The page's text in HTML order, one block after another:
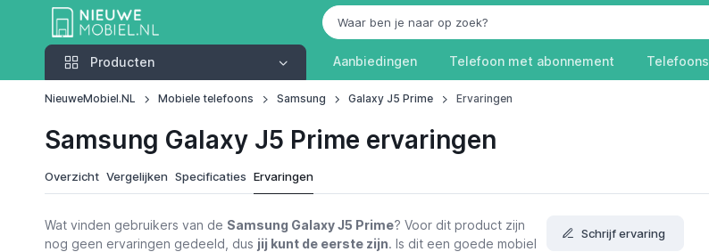
Producten
Producten Aanbiedingen Telefoon met abonnement Telefoons
NieuweMobiel.NL Mobiele telefoons Samsung Galaxy J5 Prime Ervaringen
Samsung Galaxy J5 Prime ervaringen
Overzicht Vergelijken Specificaties Ervaringen
Wat vinden gebruikers van de Samsung Galaxy J5 Prime? Voor dit product zijn
nog geen ervaringen gedeeld, dus jij kunt de eerste zijn. Is dit een goede mobiel
Schrijf ervaring